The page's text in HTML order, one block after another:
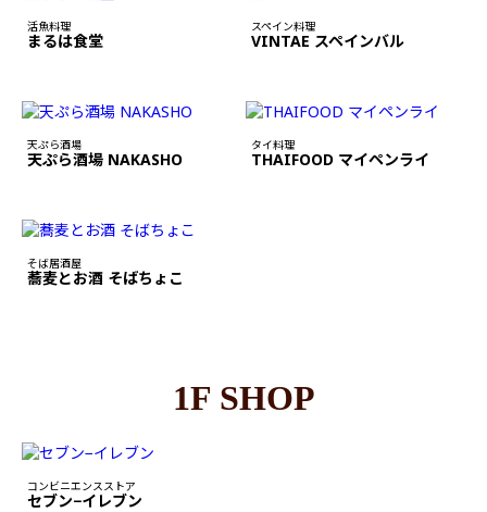
活魚料理
まるは食堂
スペイン料理
VINTAE スペインバル
天ぷら酒場
天ぷら酒場 NAKASHO
タイ料理
THAIFOOD マイペンライ
そば居酒屋
蕎麦とお酒 そばちょこ
1F SHOP
コンビニエンスストア
セブン−イレブン